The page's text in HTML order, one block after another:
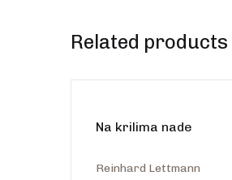
Related products
Na krilima nade
Reinhard Lettmann